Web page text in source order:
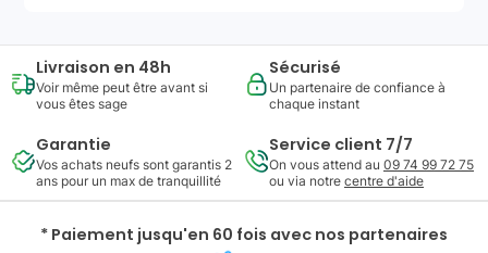
Livraison en 48h
Voir même peut être avant si
vous êtes sage
Sécurisé
Un partenaire de confiance à
chaque instant
Garantie
Vos achats neufs sont garantis 2
ans pour un max de tranquillité
Service client 7/7
On vous attend au 09 74 99 72 75
ou via notre centre d'aide
* Paiement jusqu'en 60 fois avec nos partenaires